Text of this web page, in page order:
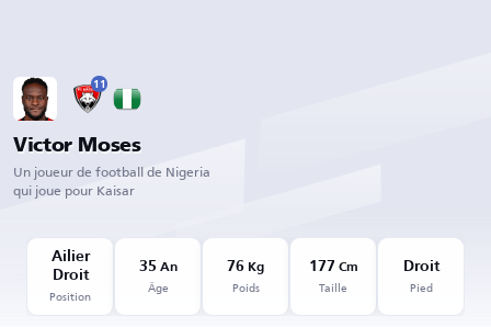
11
Victor Moses
Un joueur de football de Nigeria
qui joue pour Kaisar
Ailier
Droit
Position
35 An
Âge
76 Kg
Poids
177 Cm
Taille
Droit
Pied